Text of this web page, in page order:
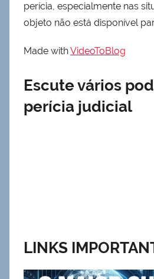
perícia, especialmente nas
objeto não está disponível
Made withVideoToBlog
Escute vários
perícia judicial
LINKS